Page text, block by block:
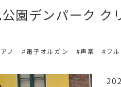
園デンパーク ク
ノ #電子オルガン #声楽 #フ